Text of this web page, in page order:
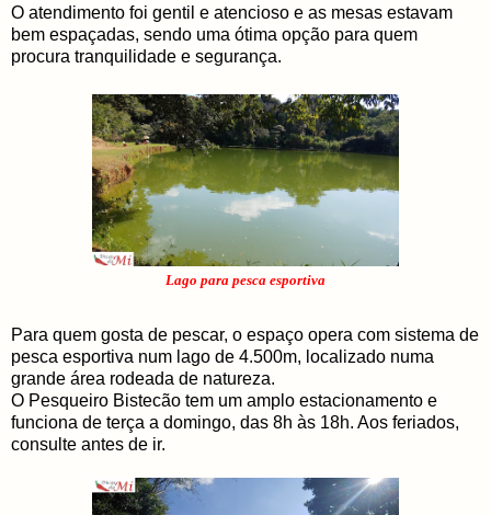
O atendimento foi gentil e atencioso e as mesas estavam
bem espaçadas, sendo uma ótima opção para quem
procura tranquilidade e segurança.
Lago para pesca esportiva
Para quem gosta de pescar, o espaço opera com sistema de
pesca esportiva num lago de 4.500m, localizado numa
grande área rodeada de natureza.
O Pesqueiro Bistecão tem um amplo estacionamento e
funciona de terça a domingo, das 8h às 18h. Aos feriados,
consulte antes de ir.